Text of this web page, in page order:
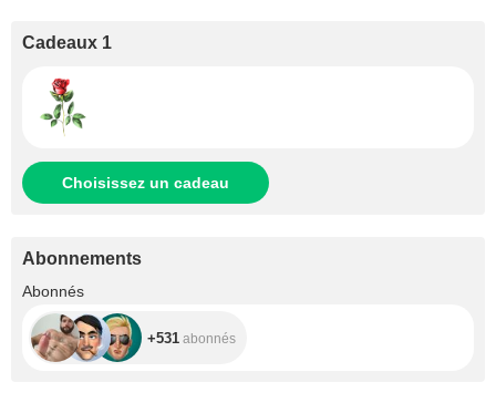
Cadeaux 1
Choisissez un cadeau
Abonnements
Abonnés
+531 abonnés